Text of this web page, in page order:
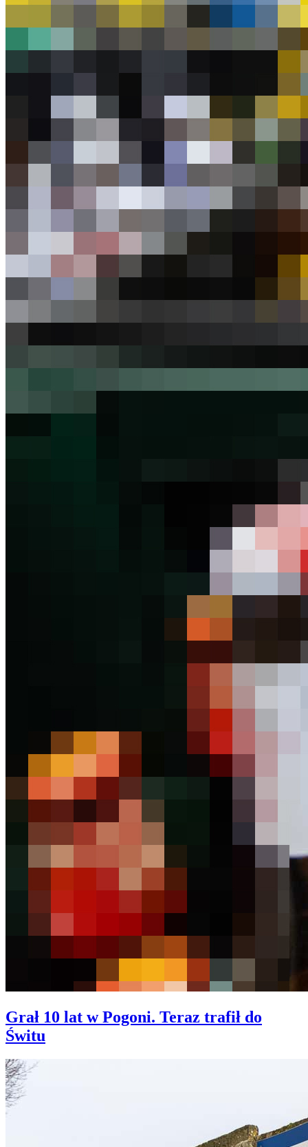
Grał 10 lat w Pogoni. Teraz trafił do
Świtu